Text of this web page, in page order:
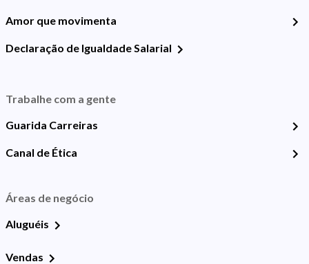
Amor que movimenta
Declaração de Igualdade Salarial
Trabalhe com a gente
Guarida Carreiras
Canal de Ética
Áreas de negócio
Aluguéis
Vendas